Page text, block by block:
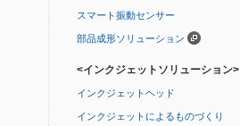
スマート振動センサー
部品成形ソリューション
<インクジェットソリューション>
インクジェットヘッド
インクジェットによるものづくり